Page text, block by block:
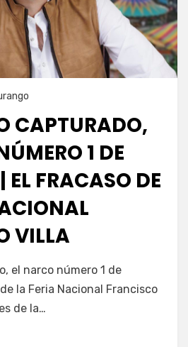
CAPTURADO,
1 DE
FRACASO DE
VILLA
Servín
el narco número 1 de
la Feria Nacional Francisco
de la…